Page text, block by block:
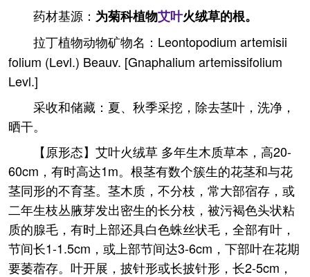
药材基源： 为菊科植物艾叶火绒草的根。
拉丁植物动物矿物名：Leontopodium artemisii
folium (Levl.) Beauv. [Gnaphalium artemissifolium
Levl.]
采收和储藏：夏、秋季采挖，除去茎叶，洗净，
晒干。
【原形态】艾叶火绒草 多年生木质草本，高20-
60cm，有时高达1m。根茎有数个簇生的花茎和与花
茎同形的不育茎。茎木质，不分枝，常大部宿存，或
二年生枝丛腋芽发出密生的长分枝，被污褐色头状粘
质的腺毛，有时上部还具白色蛛丝状毛，全部有叶，
节间长1-1.5cm，或上部节间达3-6cm，下部叶在花期
要萎蓿存。叶开展，披针形或长披针形，长2-5cm，